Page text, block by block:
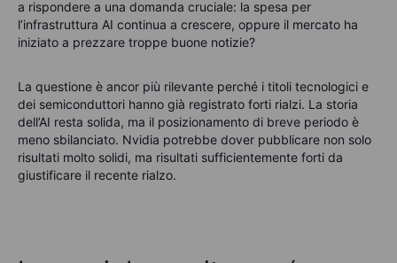
a rispondere a una domanda cruciale: la spesa per
l’infrastruttura AI continua a crescere, oppure il mercato ha
iniziato a prezzare troppe buone notizie?
La questione è ancor più rilevante perché i titoli tecnologici e
dei semiconduttori hanno già registrato forti rialzi. La storia
dell’AI resta solida, ma il posizionamento di breve periodo è
meno sbilanciato. Nvidia potrebbe dover pubblicare non solo
risultati molto solidi, ma risultati sufficientemente forti da
giustificare il recente rialzo.